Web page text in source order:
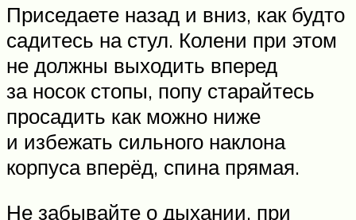
Приседаете назад и вниз, как будто
садитесь на стул. Колени при этом
не должны выходить вперед
за носок стопы, попу старайтесь
просадить как можно ниже
и избежать сильного наклона
корпуса вперёд, спина прямая.
Не забывайте о дыхании, при